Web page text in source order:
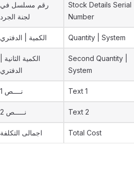
رقم مسلسل في
لجنة الجرد
Stock Details Serial
Number
الكمية | الدفتري Quantity | System
الكمية الثانية |
الدفتري
Second Quantity |
System
نــــص 1 Text 1
نـــــص 2 Text 2
اجمالى التكلفة Total Cost